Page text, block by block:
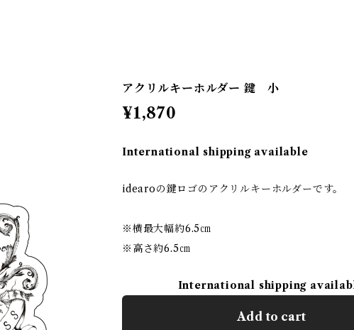
アクリルキーホルダー 鍵 小
¥1,870
International shipping available
idearoの鍵ロゴのアクリルキーホルダーです。
※横最大幅約6.5㎝
※高さ約6.5㎝
International shipping
Add to cart